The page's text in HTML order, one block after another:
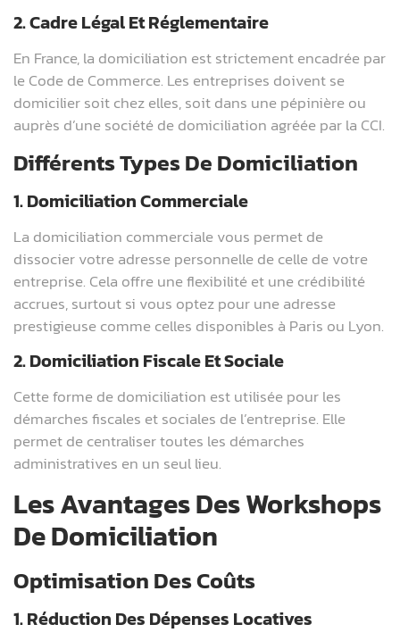
2. Cadre Légal Et Réglementaire
En France, la domiciliation est strictement encadrée par
le Code de Commerce. Les entreprises doivent se
domicilier soit chez elles, soit dans une pépinière ou
auprès d’une société de domiciliation agréée par la CCI.
Différents Types De Domiciliation
1. Domiciliation Commerciale
La domiciliation commerciale vous permet de
dissocier votre adresse personnelle de celle de votre
entreprise. Cela offre une flexibilité et une crédibilité
accrues, surtout si vous optez pour une adresse
prestigieuse comme celles disponibles à Paris ou Lyon.
2. Domiciliation Fiscale Et Sociale
Cette forme de domiciliation est utilisée pour les
démarches fiscales et sociales de l’entreprise. Elle
permet de centraliser toutes les démarches
administratives en un seul lieu.
Les Avantages Des Workshops
De Domiciliation
Optimisation Des Coûts
1. Réduction Des Dépenses Locatives